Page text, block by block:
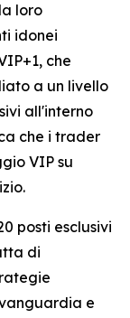
loro
idonei
che
a un livello
all'interno
che i trader
VIP su
posti esclusivi
di
e